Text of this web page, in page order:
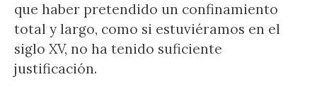
que haber pretendido un confinamiento
total y largo, como si estuviéramos en el
siglo XV, no ha tenido suficiente
justificación.